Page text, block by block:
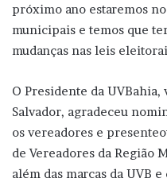
próximo ano estaremos
municipais e temos que
mudanças nas leis
O Presidente da
Salvador, agradeceu
os vereadores e
de Vereadores da Região
além das marcas da UVB